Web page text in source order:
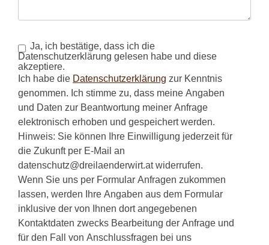
Ja, ich bestätige, dass ich die
Datenschutzerklärung gelesen habe und diese
akzeptiere.
Ich habe die Datenschutzerklärung zur Kenntnis
genommen. Ich stimme zu, dass meine Angaben
und Daten zur Beantwortung meiner Anfrage
elektronisch erhoben und gespeichert werden.
Hinweis: Sie können Ihre Einwilligung jederzeit für
die Zukunft per E-Mail an
datenschutz@dreilaenderwirt.at widerrufen.
Wenn Sie uns per Formular Anfragen zukommen
lassen, werden Ihre Angaben aus dem Formular
inklusive der von Ihnen dort angegebenen
Kontaktdaten zwecks Bearbeitung der Anfrage und
für den Fall von Anschlussfragen bei uns